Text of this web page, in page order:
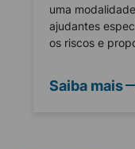
uma
ajudantes
os riscos e
Saiba mais